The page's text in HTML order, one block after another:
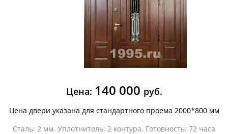
Цена: 140 000 руб.
Цена двери указана для стандартного проема 2000*800 мм
Сталь: 2 мм. Уплотнитель: 2 контура. Готовность: 72 часа